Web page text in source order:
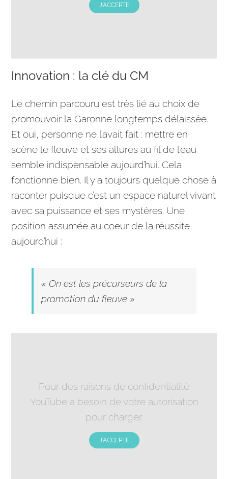
J'ACCEPTE
Innovation : la clé du CM
Le chemin parcouru est très lié au choix de
promouvoir la Garonne longtemps délaissée.
Et oui, personne ne l’avait fait : mettre en
scène le fleuve et ses allures au fil de l’eau
semble indispensable aujourd’hui. Cela
fonctionne bien. Il y a toujours quelque chose à
raconter puisque c’est un espace naturel vivant
avec sa puissance et ses mystères. Une
position assumée au coeur de la réussite
aujourd’hui :
« On est les précurseurs de la
promotion du fleuve »
Pour des raisons de confidentialité
YouTube a besoin de votre autorisation
pour charger.
J'ACCEPTE